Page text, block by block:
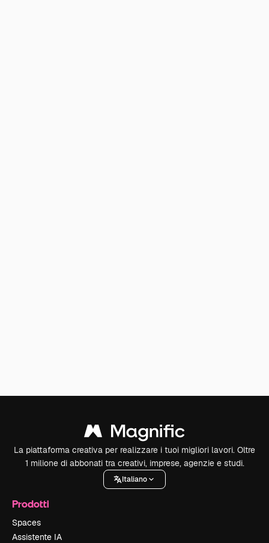
La piattaforma creativa per realizzare i tuoi migliori lavori. Oltre
1 milione di abbonati tra creativi, imprese, agenzie e studi.
Italiano
Prodotti
Spaces
Assistente IA